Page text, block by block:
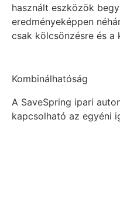
használt eszközök
eredményeképpen
csak kölcsönzésre és
Kombinálhatóság
A SaveSpring ipari
kapcsolható az egyéni